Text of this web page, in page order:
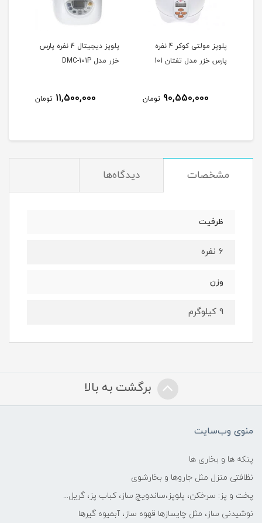
پلوپز ديجيتال 4 نفره پارس
خزر مدل DMC-101P
11,500,000
پلوپز 8 نفره پارس خزر مدل
كندوج 181
7,290,000
مشخصات دیدگاه‌ها
ظرفیت
6 نفره
وزن
9 کیلوگرم
برگشت به بالا
منوی وب‌سایت
پنکه ها و بخاری ها
نظافتی منزل مثل جاروها و بخارشوی
پخت و پز: سرخکن، پلوپز،ساندویچ ساز، کباب پز، گریل...
نوشیدنی ساز، مثل چایسازها قهوه ساز، آبمیوه گیرها